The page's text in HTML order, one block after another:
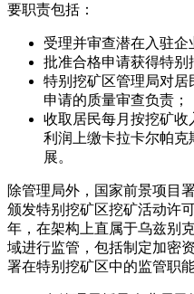
要职责包括：
受理并审查潜在入驻企
批准合格申请获得特别
特别挖矿区管理局对
申请的质量审查负责；
收取居民每月按挖矿收
利润上缴卡拉卡尔帕
展。
除管理局外，国家前景项目
颁发特别挖矿区挖矿活动许
年，在架构上直属于乌兹别
域进行监管，包括制定加密
署在特别挖矿区中的监管职